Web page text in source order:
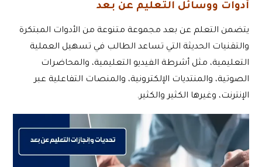
أدوات ووسائل التعليم عن بعد
يتضمن التعلم عن بعد مجموعة متنوعة من الأدوات المبتكرة
والتقنيات الحديثة التي تساعد الطالب في تسهيل العملية
التعليمية، مثل أشرطة الفيديو التعليمية، والمحاضرات
الصوتية، والمنتديات الإلكترونية، والمنصات التفاعلية عبر
الإنترنت، وغيرها الكثير والكثير.